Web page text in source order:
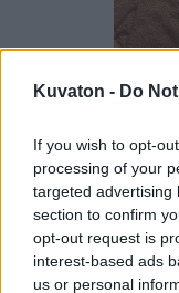
Kuvaton - Do
If you wish to opt-
processing of your
targeted advertising
section to confirm
opt-out request is
interest-based ads
us or personal
0 kommenttia
kakapo.jpg